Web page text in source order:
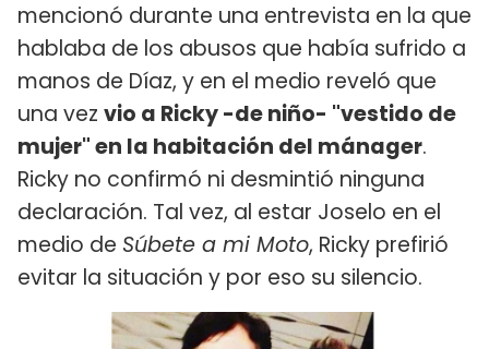
mencionó durante una entrevista en la que
hablaba de los abusos que había sufrido a
manos de Díaz, y en el medio reveló que
una vez vio a Ricky -de niño- "vestido de
mujer" en la habitación del mánager.
Ricky no confirmó ni desmintió ninguna
declaración. Tal vez, al estar Joselo en el
medio de Súbete a mi Moto, Ricky prefirió
evitar la situación y por eso su silencio.